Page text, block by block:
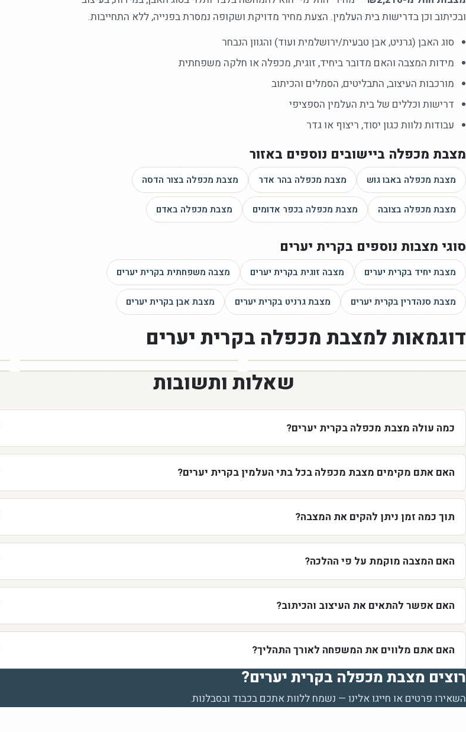
ובכיתוב וכן בדרישות בית העלמין. הצעת מחיר מדויקת ושקופה נמסרת בפנייה, ללא התחייבות.
סוג האבן (גרניט, אבן טבעית/ירושלמית ועוד) והגוון הנבחר
מידות המצבה והאם מדובר ביחיד, זוגית, מכפלה או חלקה משפחתית
מורכבות העיצוב, התבליטים, הסמלים והכיתוב
דרישות וכללים של בית העלמין הספציפי
עבודות נלוות כגון יסוד, ריצוף או גדר
מצבת מכפלה ביישובים נוספים באזור
מצבת מכפלה באבו גוש מצבת מכפלה בהר אדר מצבת מכפלה בצור הדסה
מצבת מכפלה בצובה מצבת מכפלה בכפר אדומים מצבת מכפלה באדם
סוגי מצבות נוספים בקרית יערים
מצבת יחיד בקרית יערים מצבה זוגית בקרית יערים מצבה משפחתית בקרית יערים
מצבת סנהדרין בקרית יערים מצבת גרניט בקרית יערים מצבת אבן בקרית יערים
דוגמאות למצבת מכפלה בקרית יערים
שאלות ותשובות
כמה עולה מצבת מכפלה בקרית יערים?
האם אתם מקימים מצבת מכפלה בכל בתי העלמין בקרית יערים?
תוך כמה זמן ניתן להקים את המצבה?
האם המצבה מוקמת על פי ההלכה?
האם אפשר להתאים את העיצוב והכיתוב?
האם אתם מלווים את המשפחה לאורך התהליך?
רוצים מצבת מכפלה בקרית יערים?
השאירו פרטים או חייגו אלינו — נשמח ללוות אתכם בכבוד ובסבלנות.